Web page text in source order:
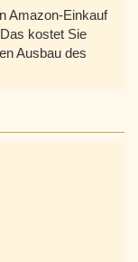
Amazon-Einkauf
kostet Sie
Ausbau des